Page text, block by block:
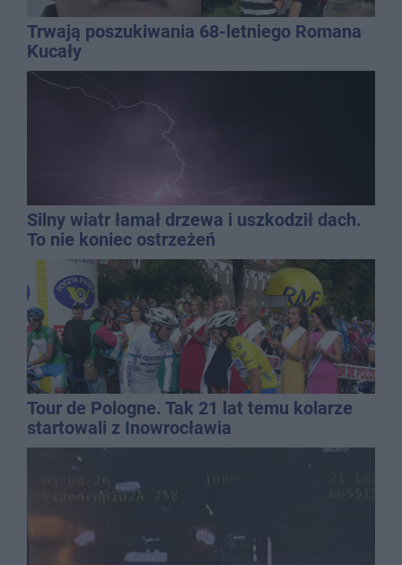
Trwają poszukiwania 68-letniego Romana
Kucały
Silny wiatr łamał drzewa i uszkodził dach.
To nie koniec ostrzeżeń
Tour de Pologne. Tak 21 lat temu kolarze
startowali z Inowrocławia